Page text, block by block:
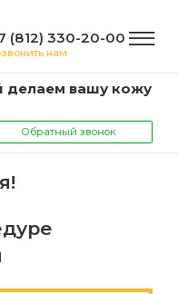
(812) 330-20-00
нам
делаем вашу кожу
Обратный звонок